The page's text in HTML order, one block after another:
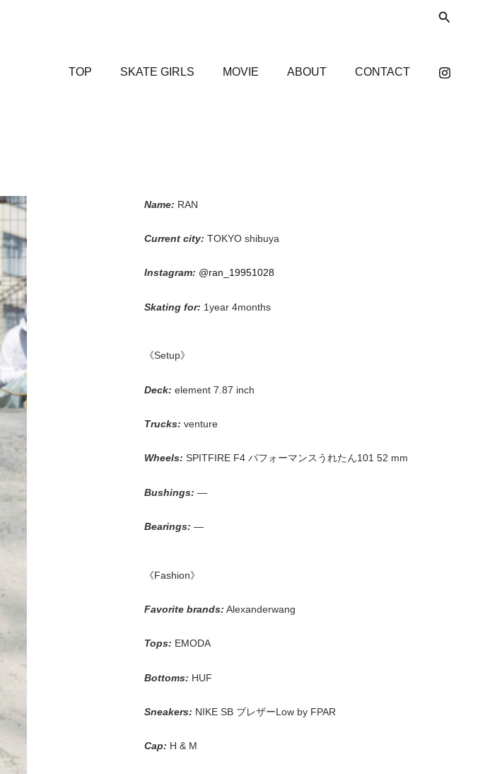
検
TOP SKATE GIRLS MOVIE ABOUT CONTACT
Name: RAN
Current city: TOKYO shibuya
Instagram: @ran_19951028
Skating for: 1year 4months
《Setup》
Deck: element 7.87 inch
Trucks: venture
Wheels: SPITFIRE F4 パフォーマンスうれたん101 52 mm
Bushings: —
Bearings: —
《Fashion》
Favorite brands: Alexanderwang
Tops: EMODA
Bottoms: HUF
Sneakers: NIKE SB ブレザーLow by FPAR
Cap: H & M